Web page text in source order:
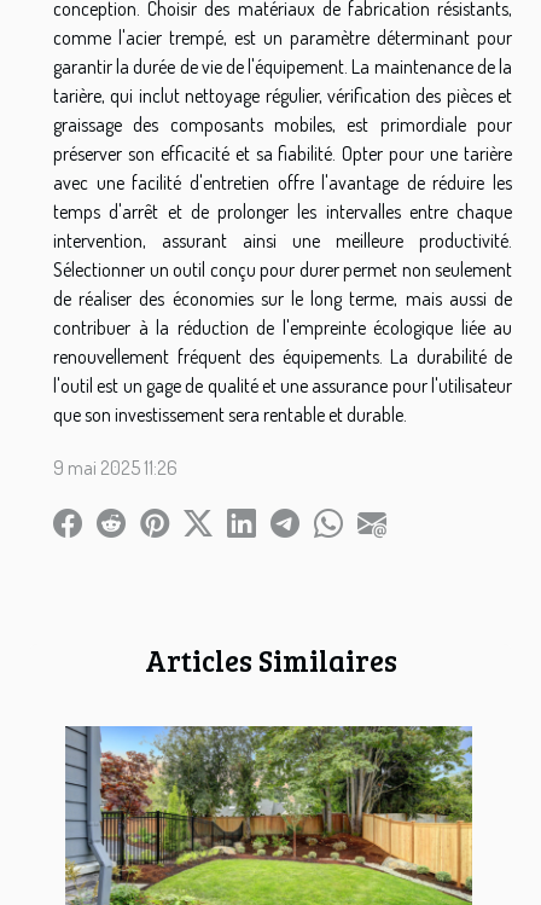
Articles Similaires
conception. Choisir des matériaux de fabrication résistants,
comme l'acier trempé, est un paramètre déterminant pour
garantir la durée de vie de l'équipement. La maintenance de la
tarière, qui inclut nettoyage régulier, vérification des pièces et
graissage des composants mobiles, est primordiale pour
préserver son efficacité et sa fiabilité. Opter pour une tarière
avec une facilité d'entretien offre l'avantage de réduire les
temps d'arrêt et de prolonger les intervalles entre chaque
intervention, assurant ainsi une meilleure productivité.
Sélectionner un outil conçu pour durer permet non seulement
de réaliser des économies sur le long terme, mais aussi de
contribuer à la réduction de l'empreinte écologique liée au
renouvellement fréquent des équipements. La durabilité de
l'outil est un gage de qualité et une assurance pour l'utilisateur
que son investissement sera rentable et durable.
9 mai 2025 11:26